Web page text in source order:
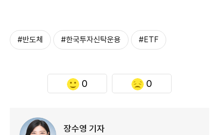
#반도체 #한국투자신탁운용 #ETF
0 0
장수영 기자